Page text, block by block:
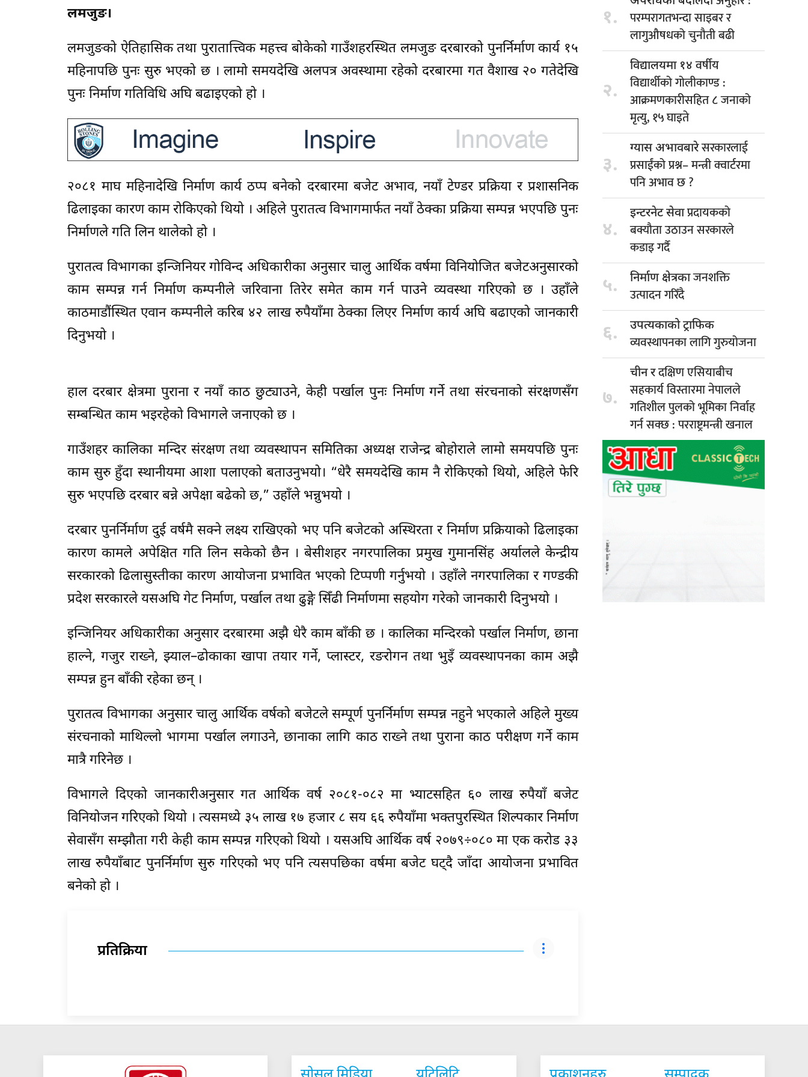
लमजुङ।
लमजुङको ऐतिहासिक तथा पुरातात्त्विक महत्त्व बोकेको गाउँशहरस्थित लमजुङ दरबारको पुनर्निर्माण कार्य १५
महिनापछि पुनः सुरु भएको छ । लामो समयदेखि अलपत्र अवस्थामा रहेको दरबारमा गत वैशाख २० गतेदेखि
पुनः निर्माण गतिविधि अघि बढाइएको हो ।
२०८१ माघ महिनादेखि निर्माण कार्य ठप्प बनेको दरबारमा बजेट अभाव, नयाँ टेण्डर प्रक्रिया र प्रशासनिक
ढिलाइका कारण काम रोकिएको थियो । अहिले पुरातत्व विभागमार्फत नयाँ ठेक्का प्रक्रिया सम्पन्न भएपछि पुनः
निर्माणले गति लिन थालेको हो ।
पुरातत्व विभागका इन्जिनियर गोविन्द अधिकारीका अनुसार चालु आर्थिक वर्षमा विनियोजित बजेटअनुसारको
काम सम्पन्न गर्न निर्माण कम्पनीले जरिवाना तिरेर समेत काम गर्न पाउने व्यवस्था गरिएको छ । उहाँले
काठमाडौंस्थित एवान कम्पनीले करिब ४२ लाख रुपैयाँमा ठेक्का लिएर निर्माण कार्य अघि बढाएको जानकारी
दिनुभयो ।
हाल दरबार क्षेत्रमा पुराना र नयाँ काठ छुट्याउने, केही पर्खाल पुनः निर्माण गर्ने तथा संरचनाको संरक्षणसँग
सम्बन्धित काम भइरहेको विभागले जनाएको छ ।
गाउँशहर कालिका मन्दिर संरक्षण तथा व्यवस्थापन समितिका अध्यक्ष राजेन्द्र बोहोराले लामो समयपछि पुनः
काम सुरु हुँदा स्थानीयमा आशा पलाएको बताउनुभयो। “धेरै समयदेखि काम नै रोकिएको थियो, अहिले फेरि
सुरु भएपछि दरबार बन्ने अपेक्षा बढेको छ,” उहाँले भन्नुभयो ।
दरबार पुनर्निर्माण दुई वर्षमै सक्ने लक्ष्य राखिएको भए पनि बजेटको अस्थिरता र निर्माण प्रक्रियाको ढिलाइका
कारण कामले अपेक्षित गति लिन सकेको छैन । बेसीशहर नगरपालिका प्रमुख गुमानसिंह अर्यालले केन्द्रीय
सरकारको ढिलासुस्तीका कारण आयोजना प्रभावित भएको टिप्पणी गर्नुभयो । उहाँले नगरपालिका र गण्डकी
प्रदेश सरकारले यसअघि गेट निर्माण, पर्खाल तथा ढुङ्गे सिँढी निर्माणमा सहयोग गरेको जानकारी दिनुभयो ।
इन्जिनियर अधिकारीका अनुसार दरबारमा अझै धेरै काम बाँकी छ । कालिका मन्दिरको पर्खाल निर्माण, छाना
हाल्ने, गजुर राख्ने, झ्याल–ढोकाका खापा तयार गर्ने, प्लास्टर, रङरोगन तथा भुइँ व्यवस्थापनका काम अझै
सम्पन्न हुन बाँकी रहेका छन् ।
पुरातत्व विभागका अनुसार चालु आर्थिक वर्षको बजेटले सम्पूर्ण पुनर्निर्माण सम्पन्न नहुने भएकाले अहिले मुख्य
संरचनाको माथिल्लो भागमा पर्खाल लगाउने, छानाका लागि काठ राख्ने तथा पुराना काठ परीक्षण गर्ने काम
मात्रै गरिनेछ ।
विभागले दिएको जानकारीअनुसार गत आर्थिक वर्ष २०८१-०८२ मा भ्याटसहित ६० लाख रुपैयाँ बजेट
विनियोजन गरिएको थियो । त्यसमध्ये ३५ लाख १७ हजार ८ सय ६६ रुपैयाँमा भक्तपुरस्थित शिल्पकार निर्माण
सेवासँग सम्झौता गरी केही काम सम्पन्न गरिएको थियो । यसअघि आर्थिक वर्ष २०७९÷०८० मा एक करोड ३३
लाख रुपैयाँबाट पुनर्निर्माण सुरु गरिएको भए पनि त्यसपछिका वर्षमा बजेट घट्दै जाँदा आयोजना प्रभावित
बनेको हो ।
प्रतिक्रिया
१.
परम्परागतभन्दा साइबर र
लागुऔषधको चुनौती बढी
२.
विद्यालयमा १४वर्षीय
विद्यार्थीको गोलीकाण्ड :
आक्रमणकारीसहित ८ जनाको
मृत्यु, १५ घाइते
३.
ग्यास अभावबारेसरकारलाई
प्रसाईंको प्रश्न– मन्त्री क्वार्टरमा
पनि अभाव छ ?
४.
इन्टरनेट सेवाप्रदायकको
बक्यौता उठाउन सरकारले
कडाइ गर्दै
५. निर्माण क्षेत्रकाजनशक्ति
उत्पादन गरिँदै
६. उपत्यकाको ट्राफिक
व्यवस्थापनका लागि गुरुयोजना
७.
चीन रदक्षिण एसियाबीच
सहकार्य विस्तारमा नेपालले
गतिशील पुलको भूमिका निर्वाह
गर्न सक्छ : परराष्ट्रमन्त्री खनाल